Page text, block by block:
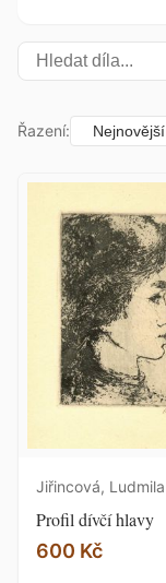
Řazení:
Jiřincová, Ludmila
Profil dívčí hlavy
600 Kč